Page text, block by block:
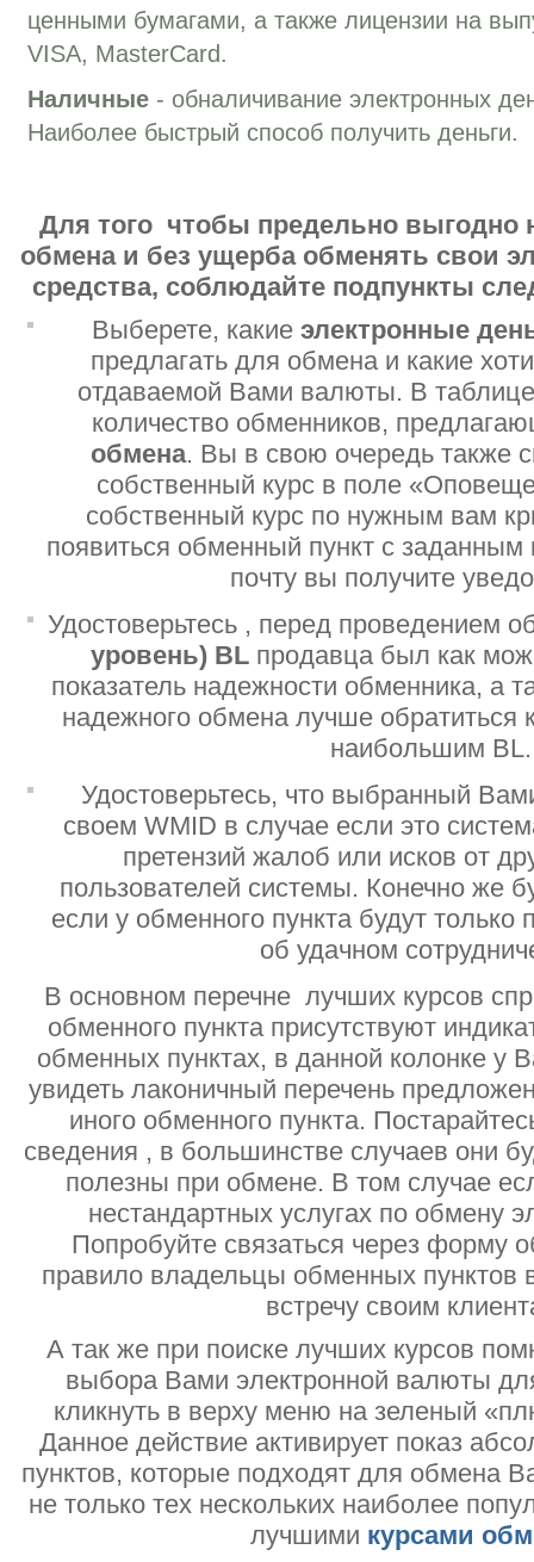
ценными бумагами, а также лицензии на
VISA, MasterCard.
Наличные - обналичивание электронных
Наиболее быстрый способ получить деньги.
Для того чтобы предельно выгодно
обмена и без ущерба обменять свои
средства, соблюдайте подпункты
Выберете, какие электронные
предлагать для обмена и какие
отдаваемой Вами валюты. В таблице
количество обменников,
обмена. Вы в свою очередь также
собственный курс в поле
собственный курс по нужным вам
появиться обменный пункт с заданным
почту вы получите
Удостоверьтесь , перед проведением
уровень) BL продавца был как
показатель надежности обменника, а
надежного обмена лучше
наибольшим BL.
Удостоверьтесь, что выбранный
своем WMID в случае если это
претензий жалоб или исков от
пользователей системы. Конечно же
если у обменного пункта будут
об удачном
В основном перечне лучших курсов
обменного пункта присутствуют
обменных пунктах, в данной колонке у
увидеть лаконичный перечень
иного обменного пункта.
сведения , в большинстве случаев они
полезны при обмене. В том случае
нестандартных услугах по обмену
Попробуйте связаться через форму
правило владельцы обменных пунктов
встречу своим
А так же при поиске лучших курсов
выбора Вами электронной валюты
кликнуть в верху меню на зеленый
Данное действие активирует показ
пунктов, которые подходят для обмена
не только тех нескольких наиболее
лучшими курсами